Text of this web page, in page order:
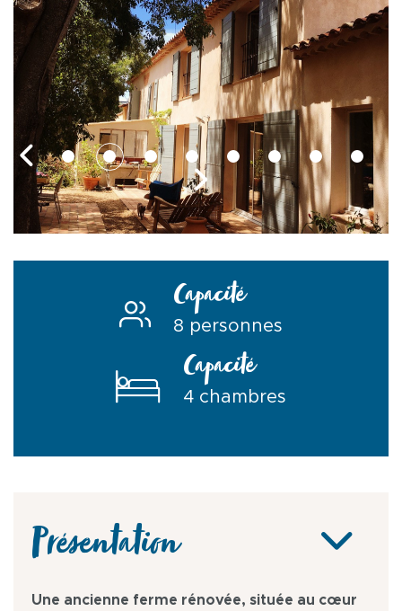
Capacité
8 personnes
Capacité
4 chambres
Présentation
Une ancienne ferme rénovée, située au cœur